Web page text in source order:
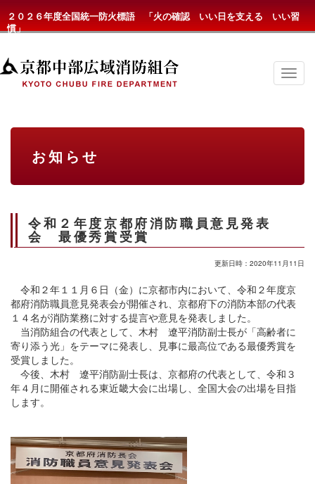
２０２６年度全国統一防火標語 「火の確認 いい日を支える いい習
慣」
京
都
お知らせ
令和２年度京都府消防職員意見発表
会 最優秀賞受賞
更新日時：2020年11月11日
令和２年１１月６日（金）に京都市内において、令和２年度京
都府消防職員意見発表会が開催され、京都府下の消防本部の代表
１４名が消防業務に対する提言や意見を発表しました。
当消防組合の代表として、木村 遼平消防副士長が「高齢者に
寄り添う光」をテーマに発表し、見事に最高位である最優秀賞を
受賞しました。
今後、木村 遼平消防副士長は、京都府の代表として、令和３
年４月に開催される東近畿大会に出場し、全国大会の出場を目指
します。